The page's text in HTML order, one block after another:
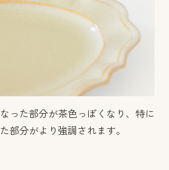
った部分が茶色っぽくなり、特に
部分がより強調されます。